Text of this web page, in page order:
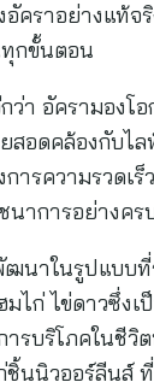
คราอย่างแท้จ
กขั้นตอน
า อัครามองโ
สอดคล้องกับไ
ารความรวดเร็
าการอย่างคร
นาในรูปแบบ
มไก่ ไข่ดาวซึ่ง
ารบริโภคในชีวิ
ชิ้นนิวออร์ลีนส์